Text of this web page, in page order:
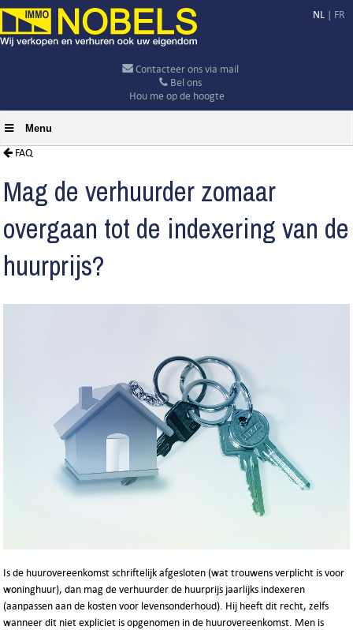
NL | FR
Contacteer ons via mail
Bel ons
Hou me op de hoogte
Menu
FAQ
Mag de verhuurder zomaar
overgaan tot de indexering van de
huurprijs?
Is de huurovereenkomst schriftelijk afgesloten (wat trouwens verplicht is voor
woninghuur), dan mag de verhuurder de huurprijs jaarlijks indexeren
(aanpassen aan de kosten voor levensonderhoud). Hij heeft dit recht, zelfs
wanneer dit niet expliciet is opgenomen in de huurovereenkomst. Men is